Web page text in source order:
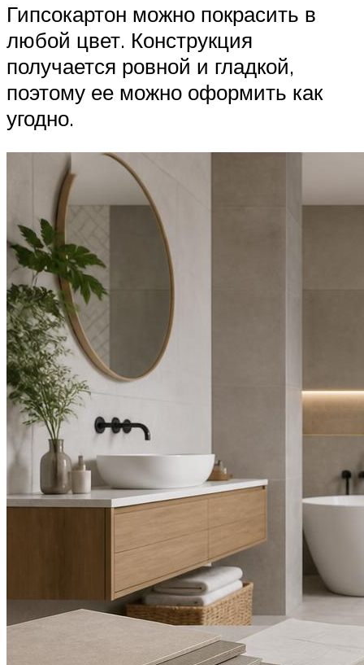
Гипсокартон можно покрасить в
любой цвет. Конструкция
получается ровной и гладкой,
поэтому ее можно оформить как
угодно.